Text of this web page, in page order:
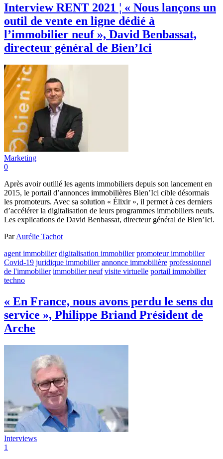
Interview RENT 2021 ¦ « Nous lançons un
outil de vente en ligne dédié à
l’immobilier neuf », David Benbassat,
directeur général de Bien’Ici
Marketing
0
Après avoir outillé les agents immobiliers depuis son lancement en
2015, le portail d’annonces immobilières Bien’Ici cible désormais
les promoteurs. Avec sa solution « Élixir », il permet à ces derniers
d’accélérer la digitalisation de leurs programmes immobiliers neufs.
Les explications de David Benbassat, directeur général de Bien’Ici.
ParAurélie Tachot
agent immobilier digitalisation immobilier promoteur immobilier
Covid-19 juridique immobilier annonce immobilière professionnel
de l'immobilier immobilier neuf visite virtuelle portail immobilier
techno
« En France, nous avons perdu le sens du
service », Philippe Briand Président de
Arche
Interviews
1